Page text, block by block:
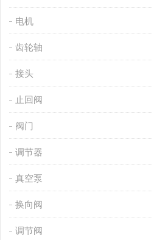
电机
齿轮轴
接头
止回阀
阀门
调节器
真空泵
换向阀
调节阀